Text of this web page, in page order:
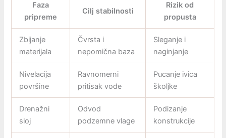
Faza
pripreme
Cilj stabilnosti
Rizik od
propusta
Zbijanje
materijala
Čvrsta i
nepomična baza
Sleganje i
naginjanje
Nivelacija
površine
Ravnomerni
pritisak vode
Pucanje ivica
školjke
Drenažni
sloj
Odvod
podzemne vlage
Podizanje
konstrukcije